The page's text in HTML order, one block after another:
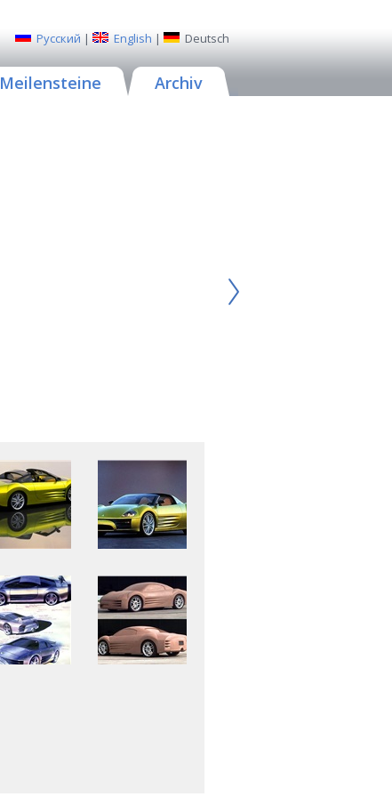
Русский | English | Deutsch
Meilensteine Archiv